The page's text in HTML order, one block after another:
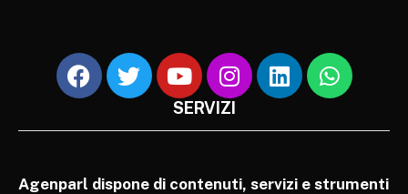
SERVIZI
Agenparl dispone di contenuti, servizi e strumenti